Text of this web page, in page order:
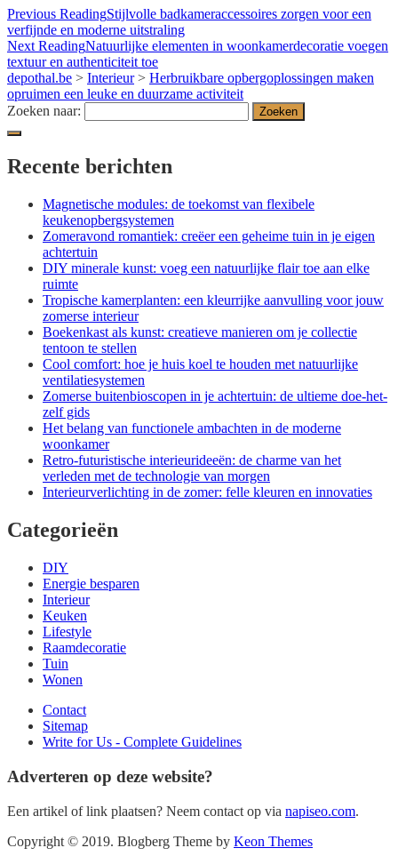
Previous ReadingStijlvolle badkameraccessoires zorgen voor een
verfijnde en moderne uitstraling
Next ReadingNatuurlijke elementen in woonkamerdecoratie voegen
textuur en authenticiteit toe
depothal.be > Interieur> Herbruikbare opbergoplossingen maken
opruimen een leuke en duurzame activiteit
Zoeken naar:
Recente berichten
Magnetische modules: de toekomst van flexibele
keukenopbergsystemen
Zomeravond romantiek: creëer een geheime tuin in je eigen
achtertuin
DIY minerale kunst: voeg een natuurlijke flair toe aan elke
ruimte
Tropische kamerplanten: een kleurrijke aanvulling voor jouw
zomerse interieur
Boekenkast als kunst: creatieve manieren om je collectie
tentoon te stellen
Cool comfort: hoe je huis koel te houden met natuurlijke
ventilatiesystemen
Zomerse buitenbioscopen in je achtertuin: de ultieme doe-het-
zelf gids
Het belang van functionele ambachten in de moderne
woonkamer
Retro-futuristische interieurideeën: de charme van het
verleden met de technologie van morgen
Interieurverlichting in de zomer: felle kleuren en innovaties
Categorieën
DIY
Energie besparen
Interieur
Keuken
Lifestyle
Raamdecoratie
Tuin
Wonen
Contact
Sitemap
Write for Us - Complete Guidelines
Adverteren op deze website?
Een artikel of link plaatsen? Neem contact op via napiseo.com.
Copyright © 2019. Blogberg Theme by Keon Themes